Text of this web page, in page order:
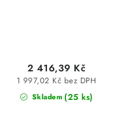
Skladem (25 ks)
1 997,02 Kč bez DPH
2 416,39 Kč